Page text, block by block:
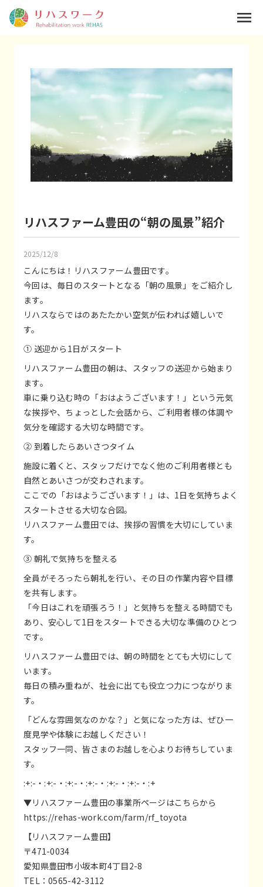
リハスファーム豊田の“朝の風景”紹介
2025/12/8
こんにちは！リハスファーム豊田です。
今回は、毎日のスタートとなる「朝の風景」をご紹介し
ます。
リハスならではのあたたかい空気が伝われば嬉しいで
す。
① 送迎から1日がスタート
リハスファーム豊田の朝は、スタッフの送迎から始まり
ます。
車に乗り込む時の「おはようございます！」という元気
な挨拶や、ちょっとした会話から、ご利用者様の体調や
気分を確認する大切な時間です。
② 到着したらあいさつタイム
施設に着くと、スタッフだけでなく他のご利用者様とも
自然とあいさつが交わされます。
ここでの「おはようございます！」は、1日を気持ちよく
スタートさせる大切な合図。
リハスファーム豊田では、挨拶の習慣を大切にしていま
す。
③ 朝礼で気持ちを整える
全員がそろったら朝礼を行い、その日の作業内容や目標
を共有します。
「今日はこれを頑張ろう！」と気持ちを整える時間でも
あり、安心して1日をスタートできる大切な準備のひとつ
です。
リハスファーム豊田では、朝の時間をとても大切にして
います。
毎日の積み重ねが、社会に出ても役立つ力につながりま
す。
「どんな雰囲気なのかな？」と気になった方は、ぜひ一
度見学や体験にお越しください！
スタッフ一同、皆さまのお越しを心よりお待ちしていま
す。
:+:-・:+:-・:+:-・:+:-・:+:-・:+:-・:+
▼リハスファーム豊田の事業所ページはこちらから
https://rehas-work.com/farm/rf_toyota
【リハスファーム豊田】
〒471-0034
愛知県豊田市小坂本町4丁目2-8
TEL：0565-42-3112
menu